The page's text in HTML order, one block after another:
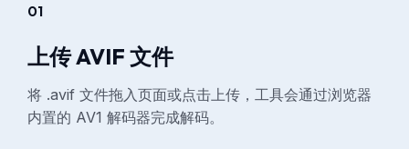
01
上传 AVIF 文件
将 .avif 文件拖入页面或点击上传，工具会通过浏览器
内置的 AV1 解码器完成解码。